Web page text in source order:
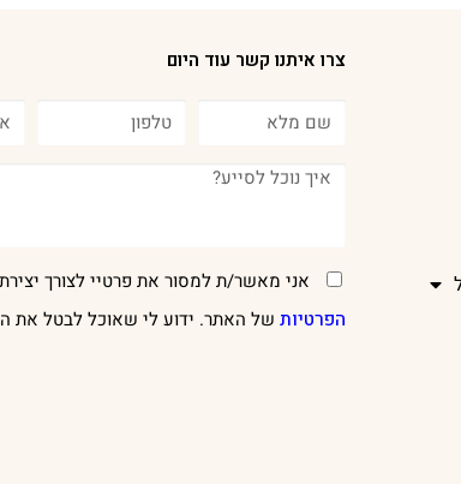
צרו איתנו קשר עוד היום
אני מאשר/ת למסור את פרטיי לצורך
הפרטיותשל האתר. ידוע לי שאוכל לבטל את